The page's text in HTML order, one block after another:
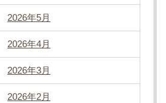
2026年5月
2026年4月
2026年3月
2026年2月